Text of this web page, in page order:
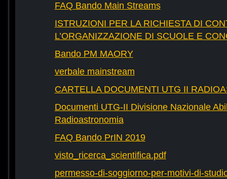
FAQ Bando Main Streams
ISTRUZIONI PER LA RICHIESTA DI
L’ORGANIZZAZIONE DI SCUOLE E
Bando PM MAORY
verbale mainstream
CARTELLA DOCUMENTI UTG II
Documenti UTG-II Divisione Nazionale
Radioastronomia
FAQ Bando PrIN 2019
visto_ricerca_scientifica.pdf
permesso-di-soggiorno-per-motivi-di-